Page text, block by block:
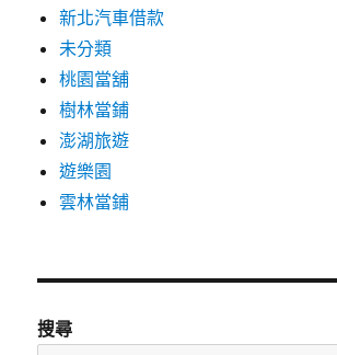
新北汽車借款
未分類
桃園當舖
樹林當鋪
澎湖旅遊
遊樂園
雲林當鋪
搜尋